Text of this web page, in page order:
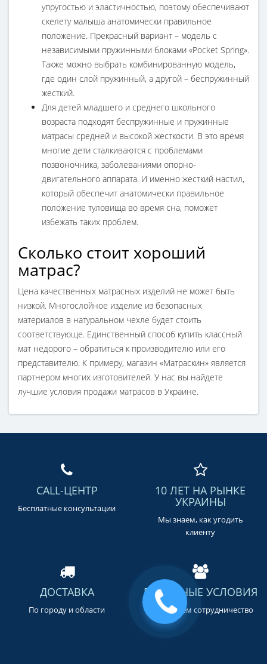
упругостью и эластичностью, поэтому обеспечивают
скелету малыша анатомически правильное
положение. Прекрасный вариант – модель с
независимыми пружинными блоками «Pocket Spring».
Также можно выбрать комбинированную модель,
где один слой пружинный, а другой – беспружинный
жесткий.
Для детей младшего и среднего школьного
возраста подходят беспружинные и пружинные
матрасы средней и высокой жесткости. В это время
многие дети сталкиваются с проблемами
позвоночника, заболеваниями опорно-
двигательного аппарата. И именно жесткий настил,
который обеспечит анатомически правильное
положение туловища во время сна, поможет
избежать таких проблем.
Сколько стоит хороший
матрас?
Цена качественных матрасных изделий не может быть
низкой. Многослойное изделие из безопасных
материалов в натуральном чехле будет стоить
соответствующе. Единственный способ купить классный
мат недорого – обратиться к производителю или его
представителю. К примеру, магазин «Матраскин» является
партнером многих изготовителей. У нас вы найдете
лучшие условия продажи матрасов в Украине.
CALL-ЦЕНТР
Бесплатные консультации
10 ЛЕТ НА РЫНКЕ
УКРАИНЫ
Мы знаем, как угодить
клиенту
ДОСТАВКА
По городу и области
ВЫГОДНЫЕ УСЛОВИЯ
Предлагаем сотрудничество